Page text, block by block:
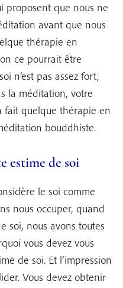
proposent que nous ne
avant que nous
thérapie en
ce pourrait être
n’est pas assez fort,
la méditation, votre
fait quelque thérapie en
bouddhiste.
estime de soi
le soi comme
nous occuper, quand
soi, nous avons toutes
vous devez vous
de soi. Et l’impression
Vous devez obtenir